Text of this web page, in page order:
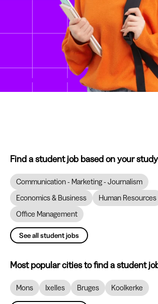
Find a student job based on your study
Communication - Marketing - Journalism
Economics & Business
Human Resources
Office Management
See all student jobs
Most popular cities to find a student
Mons Ixelles Bruges Koolkerke